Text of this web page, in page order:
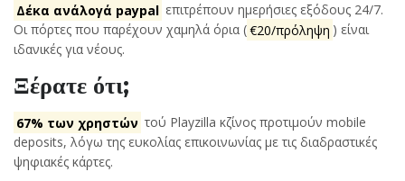
Δέκα ανάλογά paypal επιτρέπουν ημερήσιες εξόδους 24/7.
Οι πόρτες που παρέχουν χαμηλά όρια (€20/πρόληψη ) είναι
ιδανικές για νέους.
Ξέρατε ότι;
67% των χρηστών τού Playzilla κζίνος προτιμούν mobile
deposits, λόγω της ευκολίας επικοινωνίας με τις διαδραστικές
ψηφιακές κάρτες.